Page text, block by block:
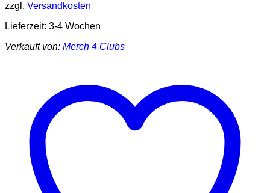
zzgl. Versandkosten
Lieferzeit: 3-4 Wochen
Verkauft von: Merch 4 Clubs